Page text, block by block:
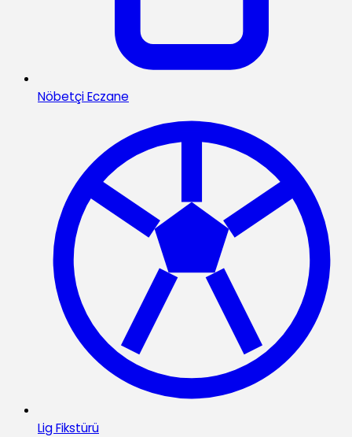
Nöbetçi Eczane
Lig Fikstürü